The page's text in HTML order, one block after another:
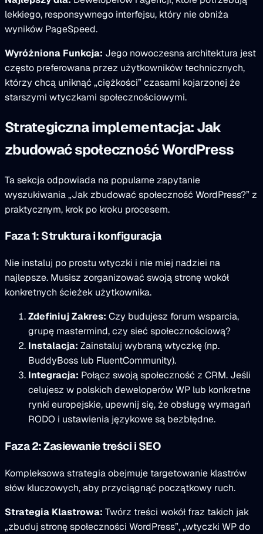
lekkiego, responsywnego interfejsu, który nie obniża
wyników PageSpeed.
Wyróżniona Funkcja: Jego nowoczesna architektura jest
często preferowana przez użytkowników technicznych,
którzy chcą uniknąć „ciężkości” czasami kojarzonej że
starszymi wtyczkami społecznościowymi.
Strategiczna implementacja: Jak
zbudować społeczność WordPress
Ta sekcja odpowiada na popularne zapytanie
wyszukiwania „Jak zbudować społeczność WordPress?” z
praktycznym, krok po kroku procesem.
Faza 1: Struktura i konfiguracja
Nie instaluj po prostu wtyczki i nie miej nadziei na
najlepsze. Musisz zorganizować swoją stronę wokół
konkretnych ścieżek użytkownika.
Zdefiniuj Zakres: Czy budujesz forum wsparcia,
grupę mastermind, czy sieć społecznościową?
Instalacja: Zainstaluj wybraną wtyczkę (np.
BuddyBoss lub FluentCommunity).
Integracja: Połącz swoją społeczność z CRM. Jeśli
celujesz w polskich deweloperów WP lub konkretne
rynki europejskie, upewnij się, że obsługę wymagań
RODO i ustawienia językowe są bezbłędne.
Faza 2: Zasiewanie treści i SEO
Kompleksowa strategia obejmuje targetowanie klastrów
słów kluczowych, aby przyciągnąć początkowy ruch.
Strategia Klastrowa: Twórz treści wokół fraz takich jak
„zbuduj stronę społeczności WordPress”, „wtyczki WP do